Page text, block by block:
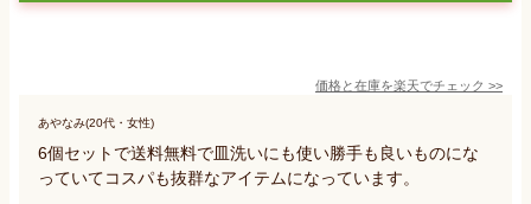
価格と在庫を楽天でチェック >>
あやなみ(20代・女性)
6個セットで送料無料で皿洗いにも使い勝手も良いものにな
っていてコスパも抜群なアイテムになっています。